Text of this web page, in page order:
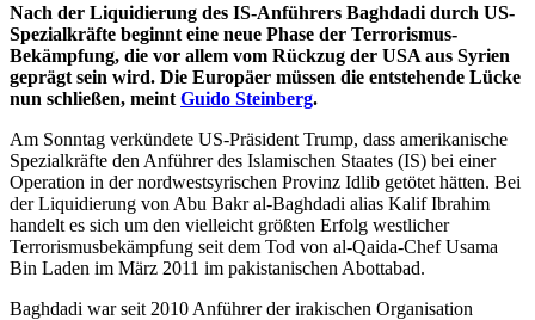
Nach der Liquidierung des IS-Anführers Baghdadi durch US-
Spezialkräfte beginnt eine neue Phase der Terrorismus-
Bekämpfung, die vor allem vom Rückzug der USA aus Syrien
geprägt sein wird. Die Europäer müssen die entstehende Lücke
nun schließen, meint Guido Steinberg.
Am Sonntag verkündete US-Präsident Trump, dass amerikanische
Spezialkräfte den Anführer des Islamischen Staates (IS) bei einer
Operation in der nordwestsyrischen Provinz Idlib getötet hätten. Bei
der Liquidierung von Abu Bakr al-Baghdadi alias Kalif Ibrahim
handelt es sich um den vielleicht größten Erfolg westlicher
Terrorismusbekämpfung seit dem Tod von al-Qaida-Chef Usama
Bin Laden im März 2011 im pakistanischen Abottabad.
Baghdadi war seit 2010 Anführer der irakischen Organisation